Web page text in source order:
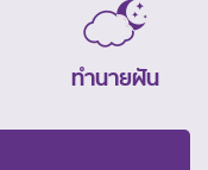
ทำนายฝัน